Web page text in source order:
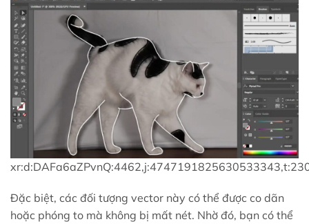
Đặc biệt, các đối tượng vector này có thể được co dãn
hoặc phóng to mà không bị mất nét. Nhờ đó, bạn có thể